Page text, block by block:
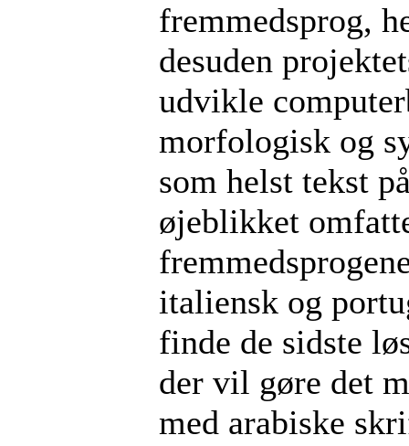
fremmedsprog,
desuden
udvikle
morfologisk og
som helst tekst
øjeblikket
italiensk og
finde de sidste
der vil gøre det
med arabiske